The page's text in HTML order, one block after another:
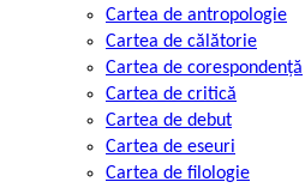
Cartea de antropologie
Cartea de călătorie
Cartea de corespondență
Cartea de critică
Cartea de debut
Cartea de eseuri
Cartea de filologie